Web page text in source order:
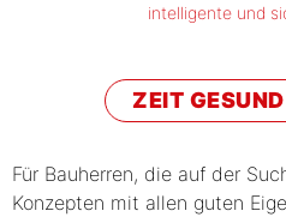
intelligente und
ZEIT
Für Bauherren, die auf der
Konzepten mit allen guten